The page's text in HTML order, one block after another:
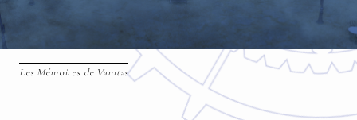
Les Mémoires de Vanitas